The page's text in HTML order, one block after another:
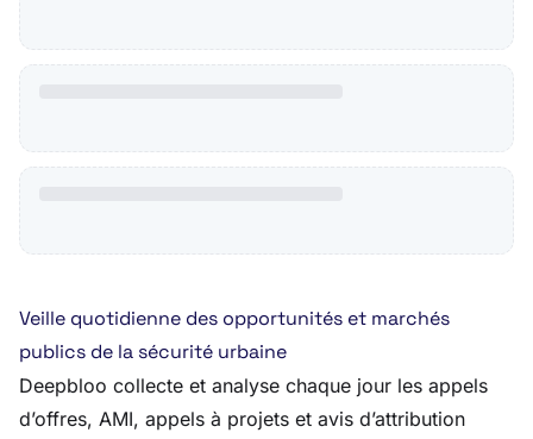
Veille quotidienne des opportunités et marchés
publics de la sécurité urbaine
Deepbloo collecte et analyse chaque jour les appels
d’offres, AMI, appels à projets et avis d’attribution